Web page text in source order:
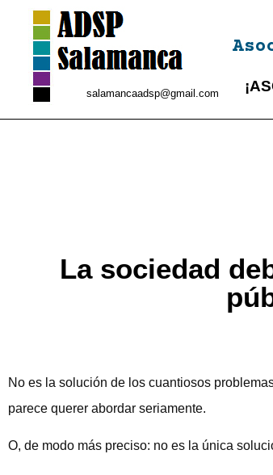
salamancaadsp@gmail.com
La sociedad
No es la solución de los cuantiosos
parece querer abordar seriamente.
O, de modo más preciso: no es la única